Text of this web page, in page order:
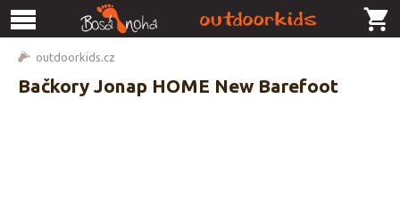
outdoorkids.cz
Bačkory Jonap HOME New Barefoot